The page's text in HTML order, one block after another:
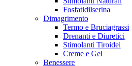
Fosfatidilserina
Dimagrimento
Termo e Bruciagrassi
Drenanti e Diuretici
Stimolanti Tiroidei
Creme e Gel
Benessere